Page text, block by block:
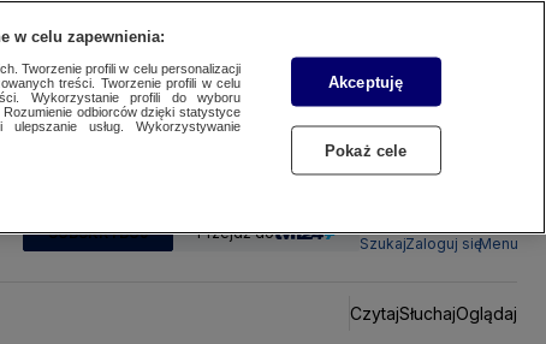
SUBSKRYBUJ Przejdź do
SzukajZaloguj sięMenu
CzytajSłuchajOglądaj
w celu zapewnienia:
Tworzenie profili w celu personalizacji
treści. Tworzenie profili w celu
Wykorzystanie profili do wyboru
odbiorców dzięki statystyce
usług. Wykorzystywanie
Akceptuję
Pokaż cele